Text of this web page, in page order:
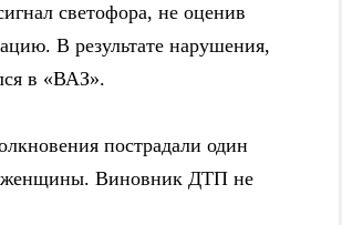
светофора, не оценив
В результате нарушения,
в «ВАЗ».
пострадали один
женщины. Виновник ДТП не